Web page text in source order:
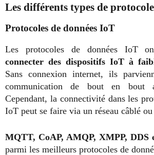
Les différents types de
Protocoles de données IoT
Les protocoles de données IoT
connecter des dispositifs IoT à
Sans connexion internet, ils
communication de bout en bout
Cependant, la connectivité dans les
IoT peut se faire via un réseau câblé
MQTT, CoAP, AMQP, XMPP, DDS
parmi les meilleurs protocoles de